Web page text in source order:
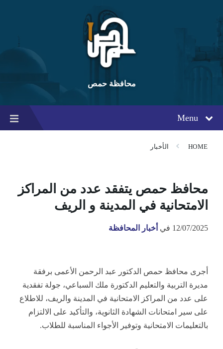
content
main
navigation
footer
محافظة حمص
Menu
HOME الأخبار
محافظ حمص يتفقد عدد من المراكز
الامتحانية في المدينة و الريف
12/07/2025 في أخبار المحافظة
أجرى محافظ حمص الدكتور عبد الرحمن الأعمى برفقة
مديرة التربية والتعليم الدكتورة ملك السباعي، جولة تفقدية
على عدد من المراكز الامتحانية في المدينة والريف، للاطلاع
على سير
امتحانات الشهادة الثانوية، والتأكيد على الالتزام
بالتعليمات الامتحانية وتوفير الأجواء المناسبة للطلاب.